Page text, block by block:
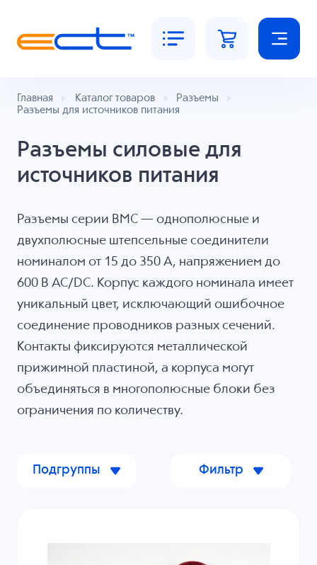
Главная Каталог товаров
Разъемы
Разъемы для источников питания
Разъемы силовые для
источников питания
Разъемы серии BMC — однополюсные и
двухполюсные штепсельные соединители
номиналом от 15 до 350 А, напряжением до
600 В AC/DC. Корпус каждого номинала имеет
уникальный цвет, исключающий ошибочное
соединение проводников разных сечений.
Контакты фиксируются металлической
прижимной пластиной, а корпуса могут
объединяться в многополюсные блоки без
ограничения по количеству.
Подгруппы Фильтр